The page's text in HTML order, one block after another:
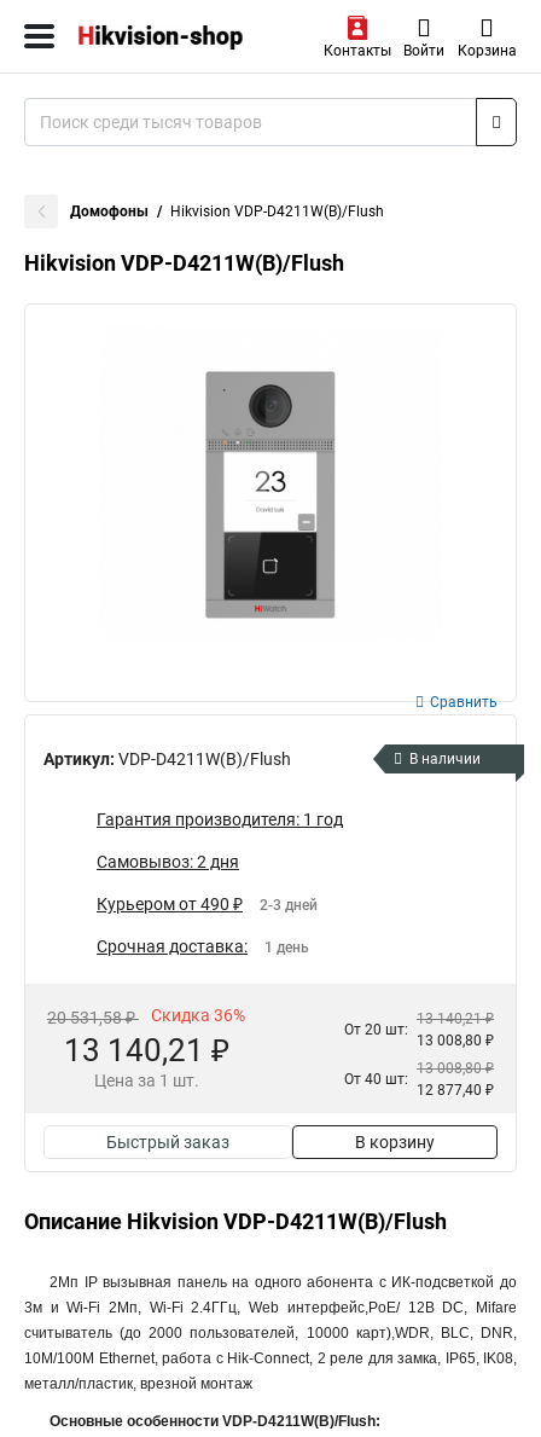
Контакты Войти Корзина
Домофоны Hikvision VDP-D4211W(B)/Flush
Hikvision VDP-D4211W(B)/Flush
Артикул: VDP-D4211W(B)/Flush
Сравнить
В наличии
Гарантия производителя: 1 год
Самовывоз: 2 дня
Курьером от 490 ₽ 2-3 дней
Срочная доставка: 1 день
20 531,58 ₽ Скидка 36%
13 140,21 ₽
Цена за 1 шт.
От 20 шт:
13 140,21 ₽
13 008,80 ₽
От 40 шт:
13 008,80 ₽
12 877,40 ₽
Быстрый заказ В корзину
Описание Hikvision VDP-D4211W(B)/Flush
2Мп IP вызывная панель на одного абонента с ИК-подсветкой до
3м и Wi-Fi 2Мп, Wi-Fi 2.4ГГц, Web интерфейс,PoE/ 12В DC, Mifare
считыватель (до 2000 пользователей, 10000 карт),WDR, BLC, DNR,
10M/100M Ethernet, работа с Hik-Connect, 2 реле для замка, IP65, IK08,
металл/пластик, врезной монтаж
Основные особенности VDP-D4211W(B)/Flush: